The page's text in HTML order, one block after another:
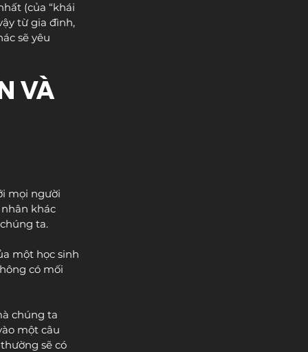
(của “khái
từ gia đình,
sẽ yêu
VÀ
mọi người
khác
ta.
một học sinh
có mối
chúng ta
một câu
sẽ có